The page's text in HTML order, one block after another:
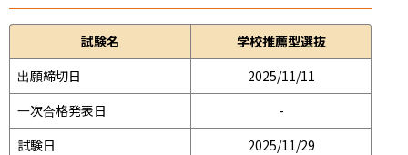
試験名
学校推薦型選抜
出願締切日
2025/11/11
一次合格発表日
-
試験日
2025/11/29